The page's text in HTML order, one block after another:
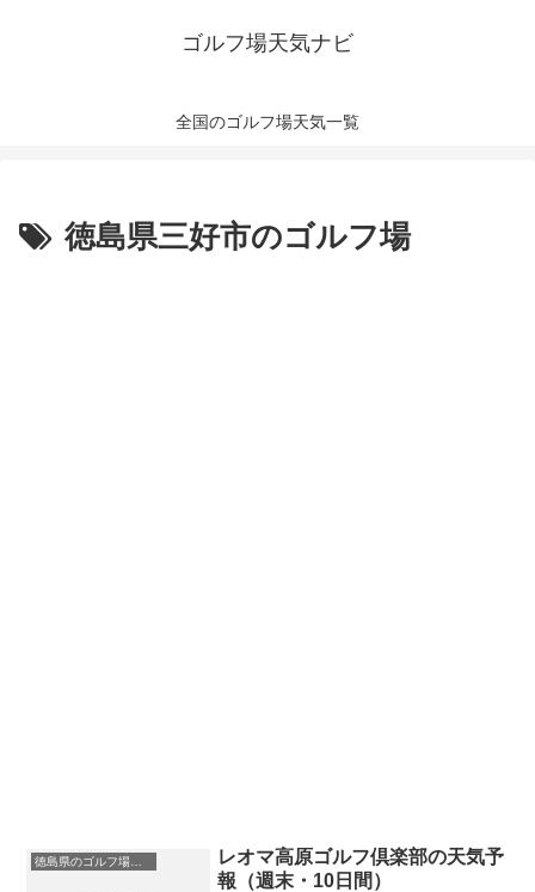
ゴルフ場天気ナビ
全国のゴルフ場天気一覧
徳島県三好市のゴルフ場
徳島県のゴルフ場一覧｜距離が長い・広いゴルフ場ランキング
レオマ高原ゴルフ倶楽部の天気予
報（週末・10日間）